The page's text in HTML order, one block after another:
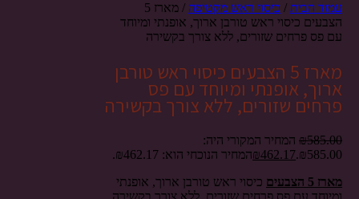
עמוד הבית/ כיסוי ראש מקטיפה
/ מארז 5
הצבעים כיסוי ראש טורבן ארוך, אופנתי ומיוחד
עם פס פרחים שזורים, ללא צורך בקשירה
מארז 5 הצבעים כיסוי ראש טורבן
ארוך, אופנתי ומיוחד עם פס
פרחים שזורים, ללא צורך בקשירה
₪585.00
המחיר המקורי היה:
₪585.00.
₪462.17
המחיר הנוכחי הוא: ₪462.17.
מארז 5 הצבעים
כיסוי ראש טורבן ארוך, אופנתי